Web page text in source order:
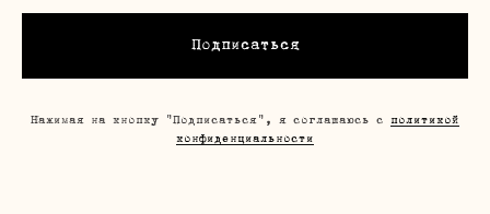
Подписаться
Нажимая на кнопку "Подписаться", я соглашаюсь с
политикой
конфиденциальности